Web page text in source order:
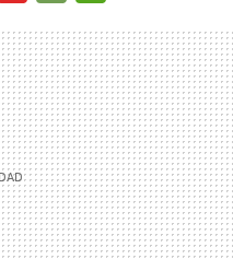
MAIL